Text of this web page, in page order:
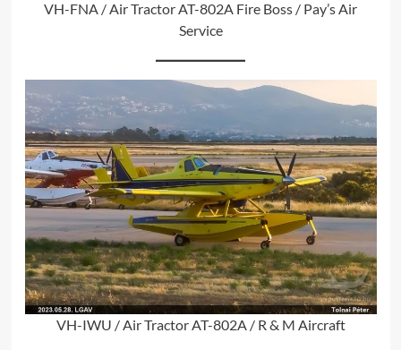
VH-FNA / Air Tractor AT-802A Fire Boss / Pay’s Air
Service
VH-IWU / Air Tractor AT-802A / R & M Aircraft